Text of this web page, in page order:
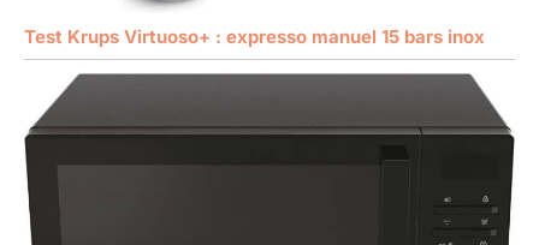
Test Krups Virtuoso+ : expresso manuel 15 bars inox